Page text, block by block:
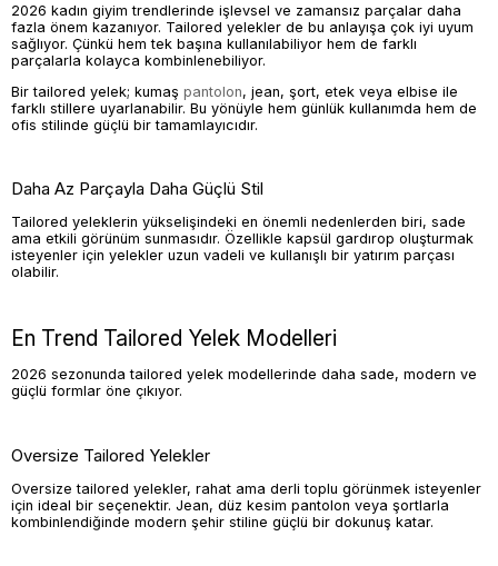
2026 kadın giyim trendlerinde işlevsel ve zamansız parçalar daha
fazla önem kazanıyor. Tailored yelekler de bu anlayışa çok iyi uyum
sağlıyor. Çünkü hem tek başına kullanılabiliyor hem de farklı
parçalarla kolayca kombinlenebiliyor.
Bir tailored yelek; kumaş pantolon, jean, şort, etek veya elbise ile
farklı stillere uyarlanabilir. Bu yönüyle hem günlük kullanımda hem de
ofis stilinde güçlü bir tamamlayıcıdır.
Daha Az Parçayla Daha Güçlü Stil
Tailored yeleklerin yükselişindeki en önemli nedenlerden biri, sade
ama etkili görünüm sunmasıdır. Özellikle kapsül gardırop oluşturmak
isteyenler için yelekler uzun vadeli ve kullanışlı bir yatırım parçası
olabilir.
En Trend Tailored Yelek Modelleri
2026 sezonunda tailored yelek modellerinde daha sade, modern ve
güçlü formlar öne çıkıyor.
Oversize Tailored Yelekler
Oversize tailored yelekler, rahat ama derli toplu görünmek isteyenler
için ideal bir seçenektir. Jean, düz kesim pantolon veya şortlarla
kombinlendiğinde modern şehir stiline güçlü bir dokunuş katar.